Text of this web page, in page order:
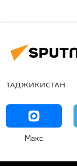
ТАДЖИКИСТАН
Макс